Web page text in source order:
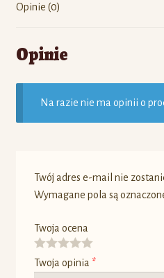
Opinie (0)
Opinie
Na razie nie ma opinii o
Twój adres e-mail nie
Wymagane pola są
Twoja ocena
Twoja opinia *